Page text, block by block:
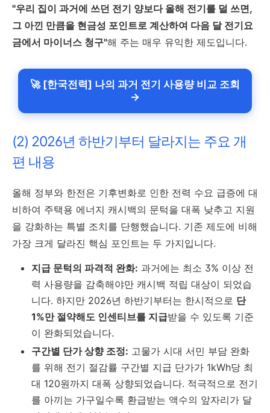
"우리 집이 과거에 쓰던 전기 양보다 올해 전기를 덜 쓰면,
그 아낀 만큼을 현금성 포인트로 계산하여 다음 달 전기요
금에서 마이너스 청구"해 주는 매우 유익한 제도입니다.
🚀 [한국전력] 나의 과거 전기 사용량 비교 조회
→
(2) 2026년 하반기부터 달라지는 주요 개
편 내용
올해 정부와 한전은 기후변화로 인한 전력 수요 급증에 대
비하여 주택용 에너지 캐시백의 문턱을 대폭 낮추고 지원
을 강화하는 특별 조치를 단행했습니다. 기존 제도에 비해
가장 크게 달라진 핵심 포인트는 두 가지입니다.
지급 문턱의 파격적 완화: 과거에는 최소 3% 이상 전
력 사용량을 감축해야만 캐시백 적립 대상이 되었습
니다. 하지만 2026년 하반기부터는 한시적으로 단
1%만 절약해도 인센티브를 지급받을 수 있도록 기준
이 완화되었습니다.
구간별 단가 상향 조정: 고물가 시대 서민 부담 완화
를 위해 전기 절감률 구간별 지급 단가가 1kWh당 최
대 120원까지 대폭 상향되었습니다. 적극적으로 전기
를 아끼는 가구일수록 환급받는 액수의 앞자리가 달